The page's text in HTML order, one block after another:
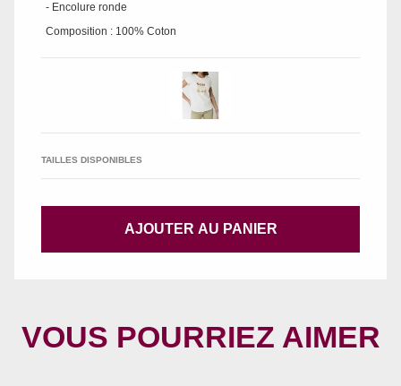
- Encolure ronde
Composition : 100% Coton
TAILLES DISPONIBLES
AJOUTER AU PANIER
VOUS POURRIEZ AIMER